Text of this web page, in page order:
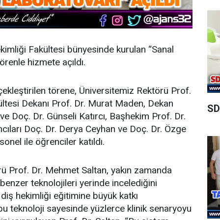
Fakültesi bünyesinde kurulan “Sanal
hizmete açıldı.
törene, Üniversitemiz Rektörü Prof.
Dekanı Prof. Dr. Murat Maden, Dekan
Doç. Dr. Günseli Katırcı, Başhekim Prof. Dr.
Doç. Dr. Derya Ceyhan ve Doç. Dr. Özge
ile öğrenciler katıldı.
Prof. Dr. Mehmet Saltan, yakın zamanda
teknolojileri yerinde incelediğini
hekimliği eğitimine büyük katkı
teknoloji sayesinde yüzlerce klinik senaryoyu